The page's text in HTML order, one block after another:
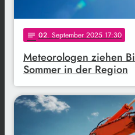
notes 02. September 2025 17:30
Meteorologen ziehen
Sommer in der Region